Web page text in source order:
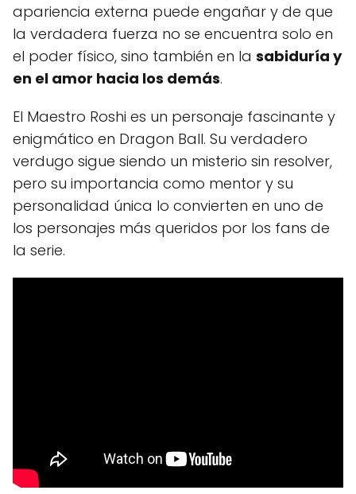
apariencia externa puede engañar y de que
la verdadera fuerza no se encuentra solo en
el poder físico, sino también en la sabiduría y
en el amor hacia los demás.
El Maestro Roshi es un personaje fascinante y
enigmático en Dragon Ball. Su verdadero
verdugo sigue siendo un misterio sin resolver,
pero su importancia como mentor y su
personalidad única lo convierten en uno de
los personajes más queridos por los fans de
la serie.